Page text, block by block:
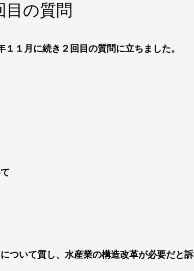
目の質問
１月に続き２回目の質問に立ちました。
ついて質し、水産業の構造改革が必要だと訴